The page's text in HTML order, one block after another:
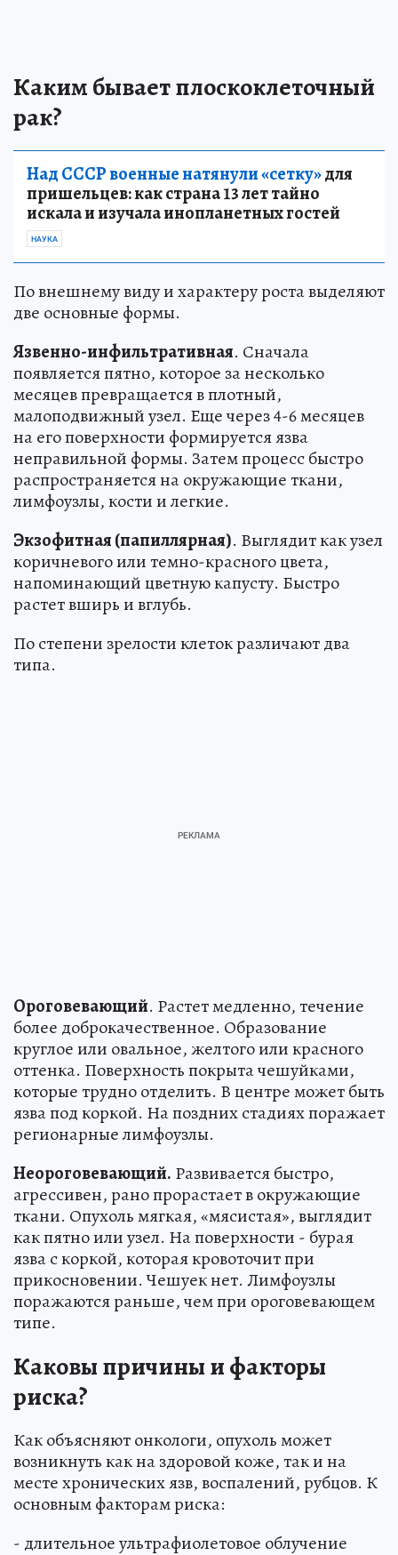
Каким бывает плоскоклеточный
рак?
Над СССР военные натянули «сетку»для
пришельцев: как страна 13 лет тайно
искала и изучала инопланетных гостей
НАУКА
По внешнему виду и характеру роста выделяют
две основные формы.
Язвенно-инфильтративная. Сначала
появляется пятно, которое за несколько
месяцев превращается в плотный,
малоподвижный узел. Еще через 4-6 месяцев
на его поверхности формируется язва
неправильной формы. Затем процесс быстро
распространяется на окружающие ткани,
лимфоузлы, кости и легкие.
Экзофитная (папиллярная). Выглядит как узел
коричневого или темно-красного цвета,
напоминающий цветную капусту. Быстро
растет вширь и вглубь.
По степени зрелости клеток различают два
типа.
Ороговевающий. Растет медленно, течение
более доброкачественное. Образование
круглое или овальное, желтого или красного
оттенка. Поверхность покрыта чешуйками,
которые трудно отделить. В центре может быть
язва под коркой. На поздних стадиях поражает
регионарные лимфоузлы.
Неороговевающий. Развивается быстро,
агрессивен, рано прорастает в окружающие
ткани. Опухоль мягкая, «мясистая», выглядит
как пятно или узел. На поверхности - бурая
язва с коркой, которая кровоточит при
прикосновении. Чешуек нет. Лимфоузлы
поражаются раньше, чем при ороговевающем
типе.
Каковы причины и факторы
риска?
Как объясняют онкологи, опухоль может
возникнуть как на здоровой коже, так и на
месте хронических язв, воспалений, рубцов. К
основным факторам риска:
- длительное ультрафиолетовое облучение